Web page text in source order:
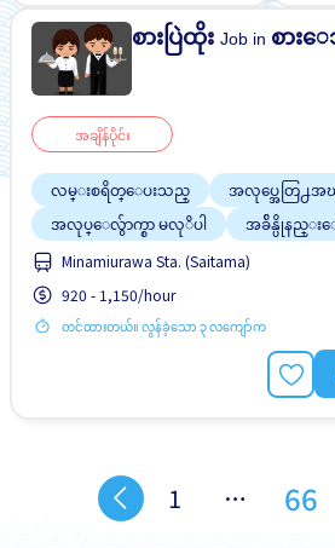
စားပြဲထိုးJob in စား
အချိန်ပိုင်း
လမ္းစရိတ္ေပးသည္
အလုပ္အေတြ႕
အလုပ္ေလွ်ာက္စာ မလုိပါ
အခ်ိန္ပိုနည္း
Minamiurawa Sta. (Saitama)
920 - 1,150/hour
တင်ထားတယ်။ လွန်ခဲ့သော ၃ လကျော်က
1 … 66